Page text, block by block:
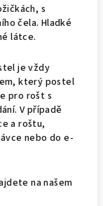
s
čela. Hladké
látce.
je vždy
který postel
pro rošt s
V případě
a roštu,
nebo do e-
na našem